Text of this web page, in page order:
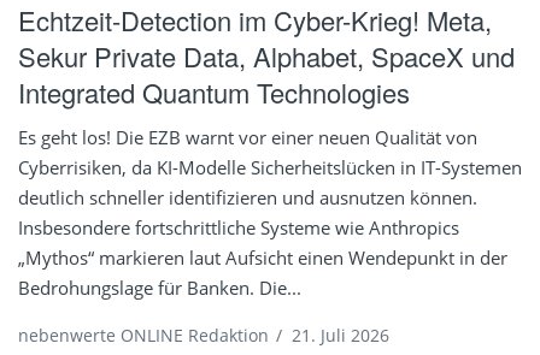
Echtzeit-Detection im Cyber-Krieg! Meta,
Sekur Private Data, Alphabet, SpaceX und
Integrated Quantum Technologies
Es geht los! Die EZB warnt vor einer neuen Qualität von
Cyberrisiken, da KI-Modelle Sicherheitslücken in IT-Systemen
deutlich schneller identifizieren und ausnutzen können.
Insbesondere fortschrittliche Systeme wie Anthropics
„Mythos“ markieren laut Aufsicht einen Wendepunkt in der
Bedrohungslage für Banken. Die...
nebenwerte ONLINE Redaktion / 21. Juli 2026